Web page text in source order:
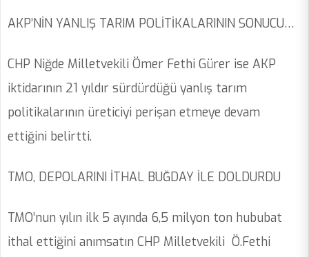
AKP’NİN YANLIŞ TARIM POLİTİKALARININ SONUCU…
CHP Niğde Milletvekili Ömer Fethi Gürer ise AKP
iktidarının 21 yıldır sürdürdüğü yanlış tarım
politikalarının üreticiyi perişan etmeye devam
ettiğini belirtti.
TMO, DEPOLARINI İTHAL BUĞDAY İLE DOLDURDU
TMO’nun yılın ilk 5 ayında 6,5 milyon ton hububat
ithal ettiğini anımsatın CHP Milletvekili Ö.Fethi